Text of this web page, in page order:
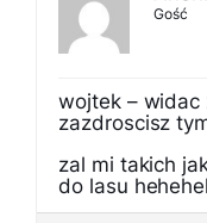
Gość
wojtek – widac
zazdroscisz
zal mi takich
do lasu